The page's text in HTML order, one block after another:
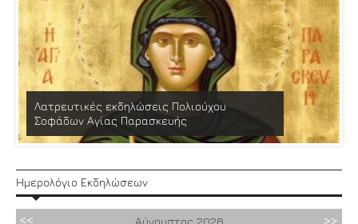
Λατρευτικές εκδηλώσεις Πολιούχου
Σοφάδων Αγίας Παρασκευής
Ημερολόγιο Εκδηλώσεων